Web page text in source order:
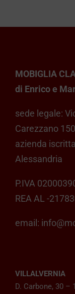
MOBIGLIA
di Enrico e
sede legale:
Carezzano
azienda
Alessandria
P.IVA
REA AL -
email:
VILLALVERNIA
D. Carbone, 30 –